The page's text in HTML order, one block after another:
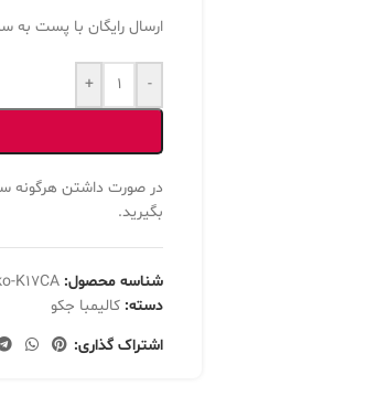
ارسال رایگان با پست به
-
+
در صورت داشتن هرگونه
بگیرید.
شناسه محصول: K17CA
دسته: کالیمبا جکو
اشتراک گذاری: